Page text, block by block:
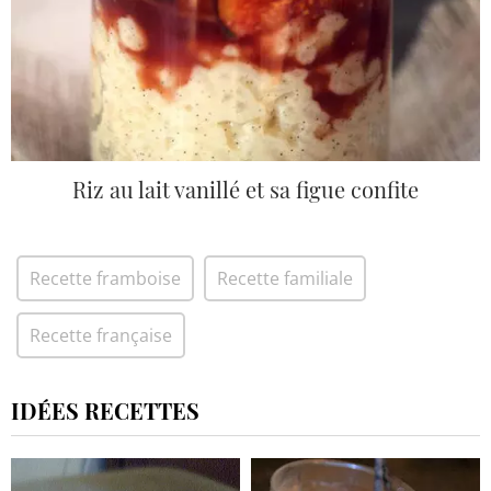
Riz au lait vanillé et sa figue confite
Recette framboise Recette familiale
Recette française
IDÉES RECETTES